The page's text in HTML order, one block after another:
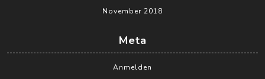
November 2018
Meta
Anmelden